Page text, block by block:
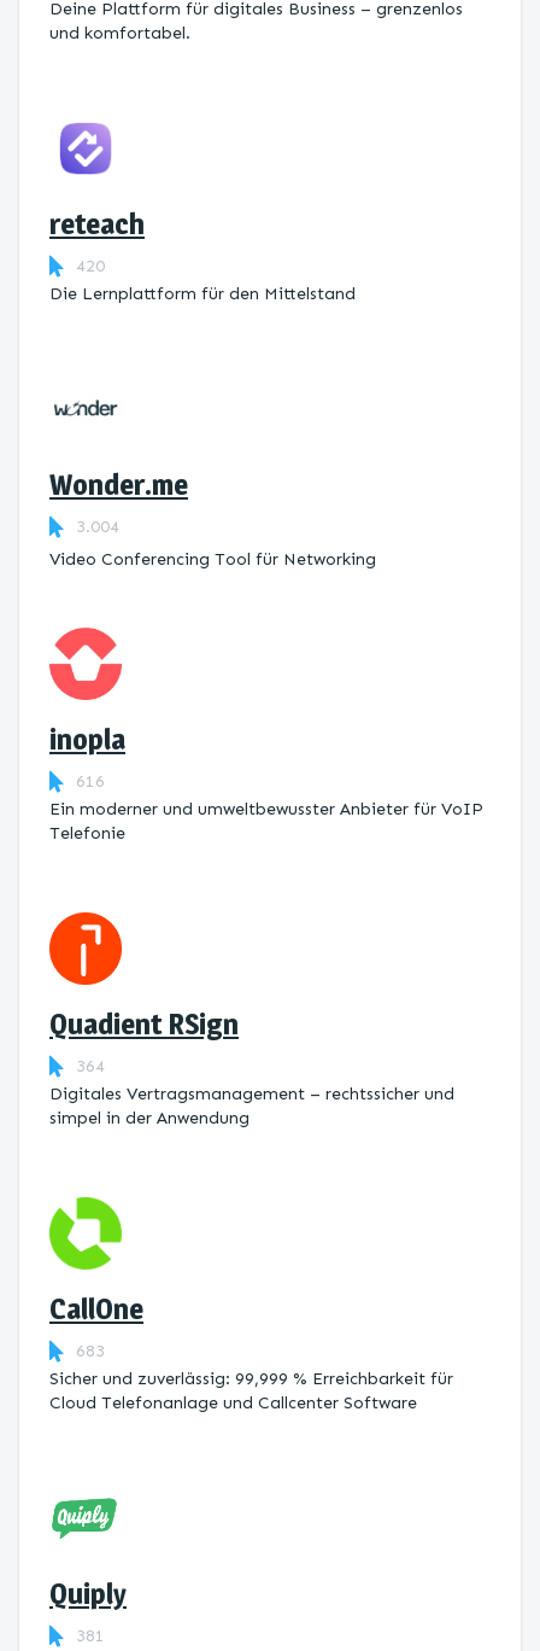
Deine Plattform für digitales Business – grenzenlos
und komfortabel.
reteach
420
Die Lernplattform ​für den Mittelstand
Wonder.me
3.004
Video Conferencing Tool für Networking
inopla
616
Ein moderner und umweltbewusster Anbieter für VoIP
Telefonie
Quadient RSign
364
Digitales Vertragsmanagement – rechtssicher und
simpel in der Anwendung
CallOne
683
Sicher und zuverlässig: 99,999 % Erreichbarkeit für
Cloud Telefonanlage und Callcenter Software
Quiply
381